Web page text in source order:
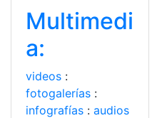
Multimedi
a:
videos :
fotogalerías :
infografías : audios